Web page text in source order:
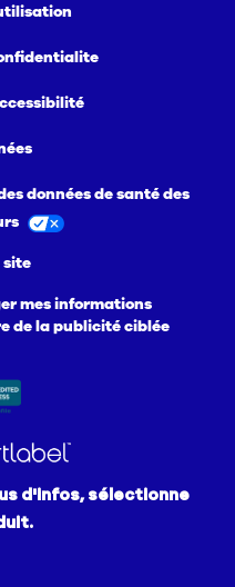
données de santé des
site
mes informations
de la publicité ciblée
d'infos, sélectionne